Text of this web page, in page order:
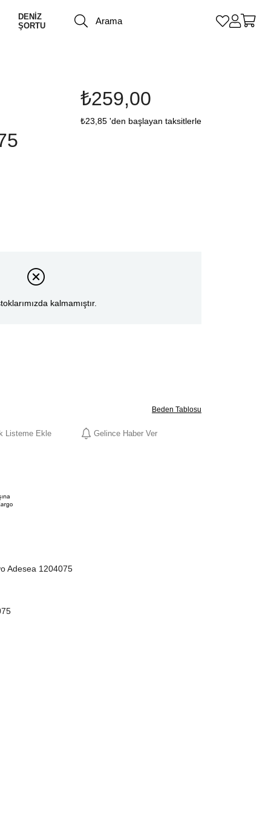
DENİZ
ŞORTU
₺259,00
₺23,85 'den başlayan taksitlerle
kalmamıştır.
Beden Tablosu
Listeme Ekle Gelince Haber Ver
Adesea 1204075